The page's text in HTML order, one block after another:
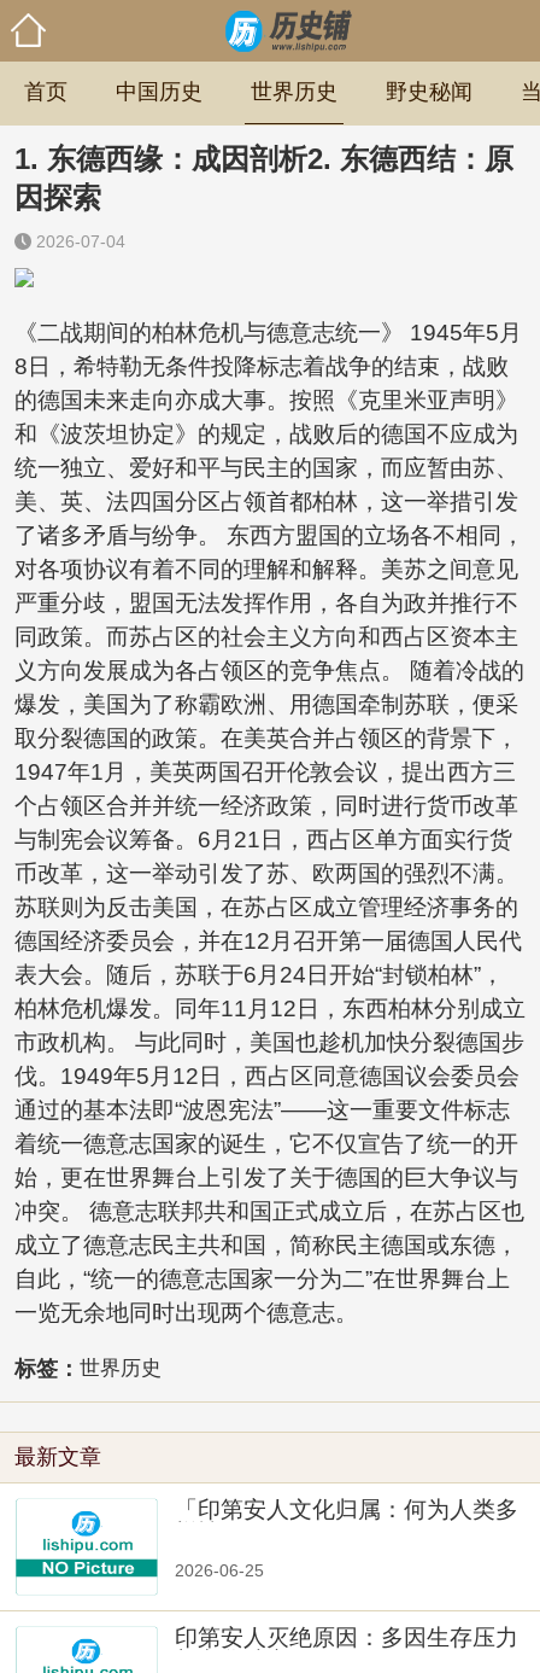
首页 中国历史 世界历史 野史秘闻
1. 东德西缘：成因剖析2. 东德西结：原
因探索
2026-07-04
《二战期间的柏林危机与德意志统一》 1945年5月
8日，希特勒无条件投降标志着战争的结束，战败
的德国未来走向亦成大事。按照《克里米亚声明》
和《波茨坦协定》的规定，战败后的德国不应成为
统一独立、爱好和平与民主的国家，而应暂由苏、
美、英、法四国分区占领首都柏林，这一举措引发
了诸多矛盾与纷争。 东西方盟国的立场各不相同，
对各项协议有着不同的理解和解释。美苏之间意见
严重分歧，盟国无法发挥作用，各自为政并推行不
同政策。而苏占区的社会主义方向和西占区资本主
义方向发展成为各占领区的竞争焦点。 随着冷战的
爆发，美国为了称霸欧洲、用德国牵制苏联，便采
取分裂德国的政策。在美英合并占领区的背景下，
1947年1月，美英两国召开伦敦会议，提出西方三
个占领区合并并统一经济政策，同时进行货币改革
与制宪会议筹备。6月21日，西占区单方面实行货
币改革，这一举动引发了苏、欧两国的强烈不满。
苏联则为反击美国，在苏占区成立管理经济事务的
德国经济委员会，并在12月召开第一届德国人民代
表大会。随后，苏联于6月24日开始“封锁柏林”，
柏林危机爆发。同年11月12日，东西柏林分别成立
市政机构。 与此同时，美国也趁机加快分裂德国步
伐。1949年5月12日，西占区同意德国议会委员会
通过的基本法即“波恩宪法”——这一重要文件标志
着统一德意志国家的诞生，它不仅宣告了统一的开
始，更在世界舞台上引发了关于德国的巨大争议与
冲突。 德意志联邦共和国正式成立后，在苏占区也
成立了德意志民主共和国，简称民主德国或东德，
自此，“统一的德意志国家一分为二”在世界舞台上
一览无余地同时出现两个德意志。
标签： 世界历史
最新文章
「印第安人文化归属：何为人类多
2026-06-25
印第安人灭绝原因：多因生存压力